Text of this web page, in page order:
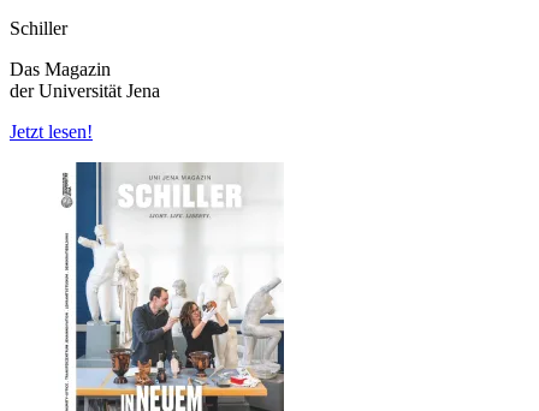
Schiller
Das Magazin
der Universität Jena
Jetzt lesen!